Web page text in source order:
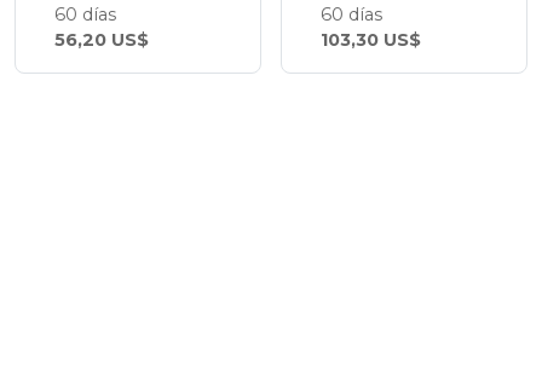
60 días
56,20 US$
60 días
103,30 US$